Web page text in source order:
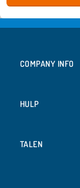
COMPANY INFO
HULP
TALEN